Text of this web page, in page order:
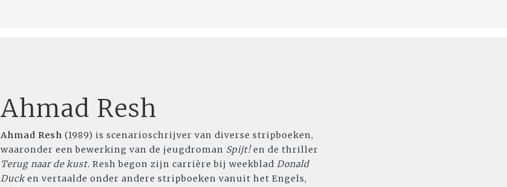
Ahmad Resh
Ahmad Resh (1989) is scenarioschrijver van diverse stripboeken,
waaronder een bewerking van de jeugdroman Spijt!en de thriller
Terug naar de kust. Resh begon zijn carrière bij weekblad Donald
Ducken vertaalde onder andere stripboeken vanuit het Engels,